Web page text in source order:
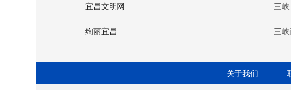
宜昌文明网
绚丽宜昌
三
三
关于我们 —